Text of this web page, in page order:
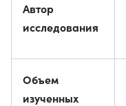
Автор
исследования
Объем
изученных